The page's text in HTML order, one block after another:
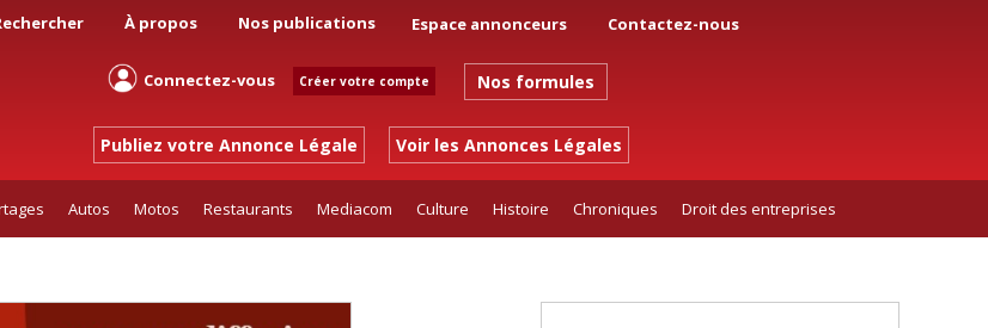
À propos Nos publications Espace annonceurs Contactez-nous
Connectez-vous Créer votre compte Nos formules
Publiez votre Annonce Légale Voir les Annonces Légales
Autos Motos Restaurants Mediacom Culture Histoire Chroniques Droit des entreprises